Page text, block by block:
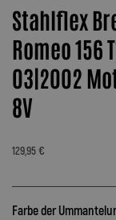
Stahlflex
Romeo 156
03|2002
8V
129,95 €
Farbe der